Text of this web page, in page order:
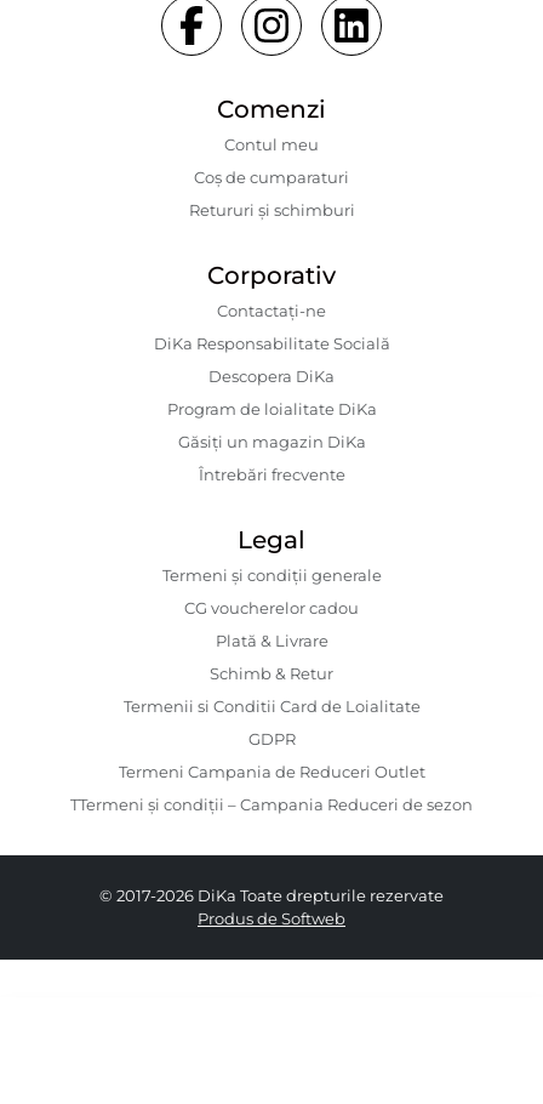
Comenzi
Contul meu
Coș de cumparaturi
Retururi și schimburi
Corporativ
Contactaţi-ne
DiKa Responsabilitate Socială
Descopera DiKa
Program de loialitate DiKa
Găsiți un magazin DiKa
Întrebări frecvente
Legal
Termeni și condiții generale
CG voucherelor cadou
Plată & Livrare
Schimb & Retur
Termenii si Conditii Card de Loialitate
GDPR
Termeni Campania de Reduceri Outlet
TTermeni și condiții – Campania Reduceri de sezon
© 2017-2026 DiKa Toate drepturile rezervate
Produs de Softweb